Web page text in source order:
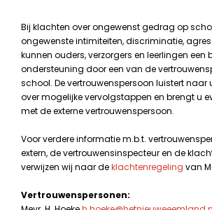
Begeleiding
Schoolorganisatie
Info voor groep 7 en 8
Zoeken
Bij klachten over ongewenst gedrag op
ongewenste intimiteiten, discriminatie,
kunnen ouders, verzorgers en leerlingen een
ondersteuning door een van de
school. De vertrouwenspersoon luistert naar
over mogelijke vervolgstappen en brengt u
met de externe vertrouwenspersoon.
Voor verdere informatie m.b.t.
extern, de vertrouwensinspecteur en de
verwijzen wij naar deklachtenregeling van
Vertrouwenspersonen: